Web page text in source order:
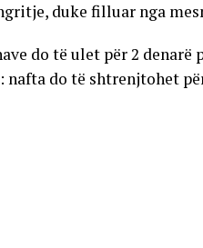
duke filluar nga
do të ulet për 2 denarë
do të shtrenjtohet